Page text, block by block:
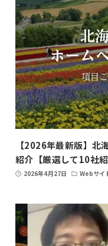
【2026年最新版】北
紹介【厳選して10社紹
2026年4月27日 Webサイ